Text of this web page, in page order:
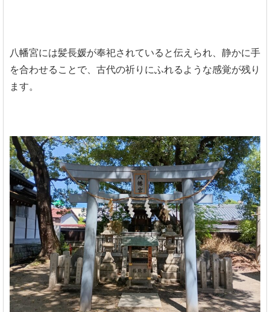
八幡宮には髪長媛が奉祀されていると伝えられ、静かに手
を合わせることで、古代の祈りにふれるような感覚が残り
ます。